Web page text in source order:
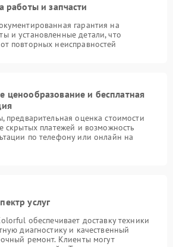
работы и запчасти
гарантия на
и установленные детали, что
повторных неисправностей
ценообразование и бесплатная
предварительная оценка стоимости
скрытых платежей и возможность
по телефону или онлайн на
услуг
обеспечивает доставку техники
диагностику и качественный
ремонт. Клиенты могут